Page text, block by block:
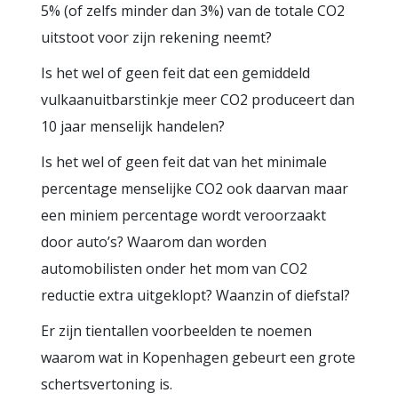
5% (of zelfs minder dan 3%) van de totale CO2
uitstoot voor zijn rekening neemt?
Is het wel of geen feit dat een gemiddeld
vulkaanuitbarstinkje meer CO2 produceert dan
10 jaar menselijk handelen?
Is het wel of geen feit dat van het minimale
percentage menselijke CO2 ook daarvan maar
een miniem percentage wordt veroorzaakt
door auto’s? Waarom dan worden
automobilisten onder het mom van CO2
reductie extra uitgeklopt? Waanzin of diefstal?
Er zijn tientallen voorbeelden te noemen
waarom wat in Kopenhagen gebeurt een grote
schertsvertoning is.